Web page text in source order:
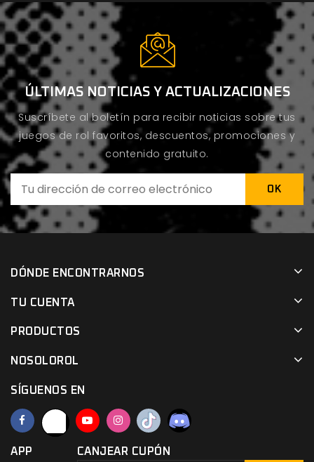
ÚLTIMAS NOTICIAS Y ACTUALIZACIONES
Suscríbete al boletín para recibir noticias sobre tus
juegos de rol favoritos, descuentos, promociones y
contenido gratuito.
DÓNDE ENCONTRARNOS
TU CUENTA
PRODUCTOS
NOSOLOROL
SÍGUENOS EN
APP CANJEAR CUPÓN